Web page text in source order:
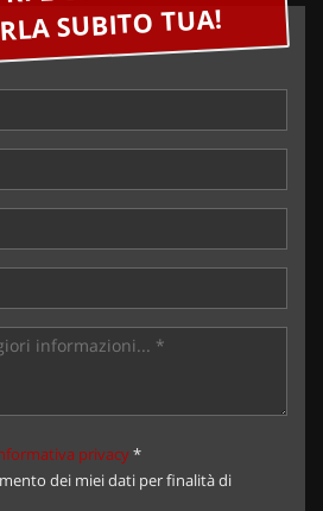
SUBITO TUA!
privacy*
dei miei dati per finalità di